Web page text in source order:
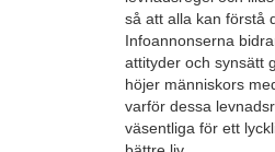
så att alla kan förstå
Infoannonserna
attityder och synsätt
höjer människors
varför dessa
väsentliga för ett